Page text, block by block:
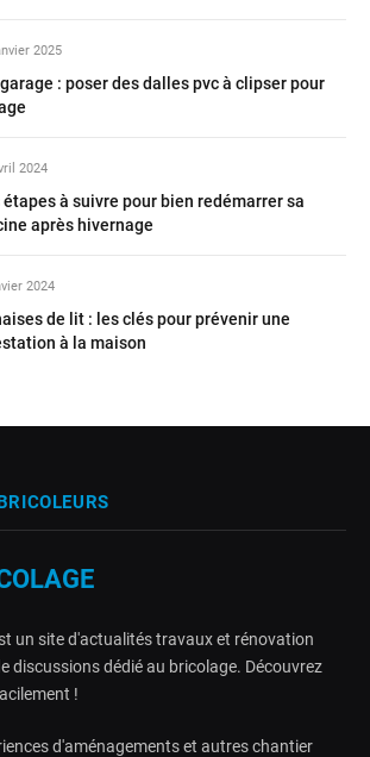
2025
: poser des dalles pvc à clipser pour
2024
étapes à suivre pour bien redémarrer sa
après hivernage
2024
de lit : les clés pour prévenir une
à la maison
un site d'actualités travaux et rénovation
discussions dédié au bricolage. Découvrez
!
d'aménagements et autres chantier